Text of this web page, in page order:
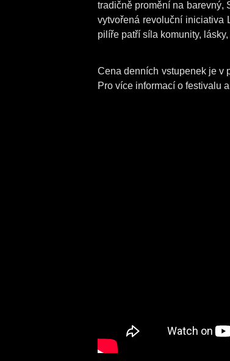
tradičně promění na barevný,
vytvořená revoluční iniciativa
pilíře patří síla komunity,
Cena denních vstupenek je v
Pro více informací o festivalu